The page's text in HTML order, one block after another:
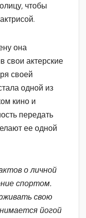
чтобы
она
свои актерские
своей
одной из
кино и
передать
ее одной
о личной
спортом.
свою
йогой